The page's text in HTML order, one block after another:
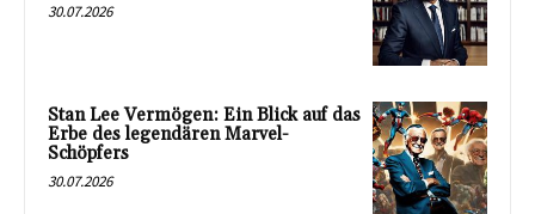
30.07.2026
Stan Lee Vermögen: Ein Blick auf das
Erbe des legendären Marvel-
Schöpfers
30.07.2026